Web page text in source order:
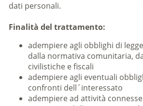
dati personali.
Finalità del trattamento:
adempiere agli obblighi di
dalla normativa comunitaria,
civilistiche e fiscali
adempiere agli eventuali
confronti dell´interessato
adempiere ad attività connesse